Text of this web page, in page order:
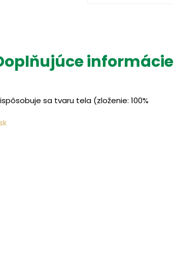
informácie
sa tvaru tela (zloženie: 100%